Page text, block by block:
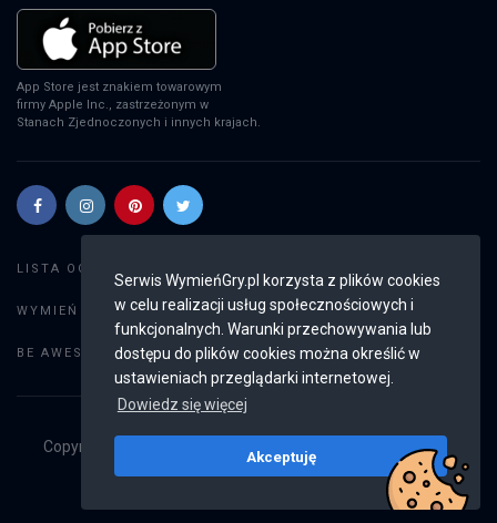
Serwis WymieńGry.pl korzysta z plików cookies
w celu realizacji usług społecznościowych i
funkcjonalnych. Warunki przechowywania lub
dostępu do plików cookies można określić w
ustawieniach przeglądarki internetowej.
Dowiedz się więcej
Akceptuję
App Store jest znakiem towarowym
firmy Apple Inc., zastrzeżonym w
Stanach Zjednoczonych i innych krajach.
LISTA OGŁOSZEŃ:
WYMIEŃ GRY: Dodaj ogłoszenie
BE AWESOME: Weryfikacja konta
Copyright © 2019 - 2026
Wszystkie prawa
v2.8.3